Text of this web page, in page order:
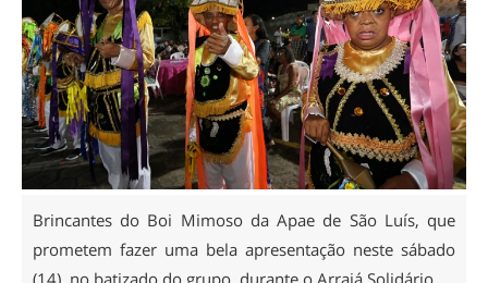
Brincantes do Boi Mimoso da Apae de São Luís, que
prometem fazer uma bela apresentação neste sábado